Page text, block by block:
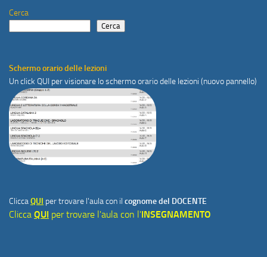
Cerca
Cerca
Schermo orario delle lezioni
Un click QUI per visionare lo schermo orario delle lezioni (nuovo pannello)
CliccaQUI per trovare l'aula con il cognome del DOCENTE
Clicca QUI per trovare l'aula con l'INSEGNAMENTO